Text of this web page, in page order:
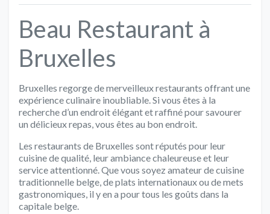
Beau Restaurant à
Bruxelles
Bruxelles regorge de merveilleux restaurants offrant une
expérience culinaire inoubliable. Si vous êtes à la
recherche d’un endroit élégant et raffiné pour savourer
un délicieux repas, vous êtes au bon endroit.
Les restaurants de Bruxelles sont réputés pour leur
cuisine de qualité, leur ambiance chaleureuse et leur
service attentionné. Que vous soyez amateur de cuisine
traditionnelle belge, de plats internationaux ou de mets
gastronomiques, il y en a pour tous les goûts dans la
capitale belge.